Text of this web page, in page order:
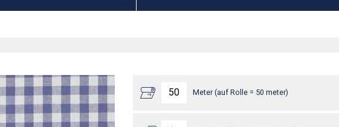
Meter (auf Rolle = 50 meter)